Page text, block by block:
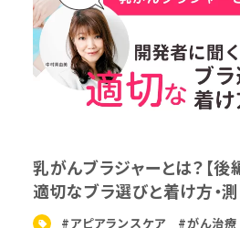
乳がんブラジャーとは？【後
適切なブラ選びと着け方・
#アピアランスケア #がん治療